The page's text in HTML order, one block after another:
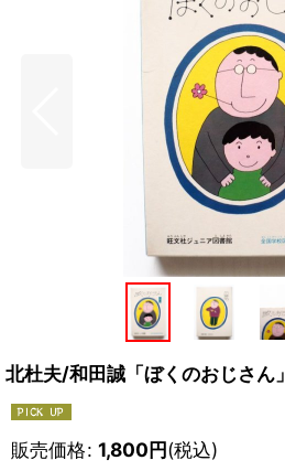
北杜夫/和田誠「ぼくのおじさん」
販売価格: 1,800円(税込)